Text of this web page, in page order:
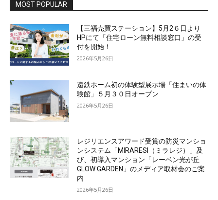
MOST POPULAR
【三福売買ステーション】5月2６日より
HPにて「住宅ローン無料相談窓口」の受
付を開始！
2026年5月26日
遠鉄ホーム初の体験型展示場「住まいの体
験館」５月３０日オープン
2026年5月26日
レジリエンスアワード受賞の防災マンショ
ンシステム「MIRARESI（ミラレジ）」及
び、初導入マンション「レーベン光が丘
GLOW GARDEN」のメディア取材会のご案
内
2026年5月26日